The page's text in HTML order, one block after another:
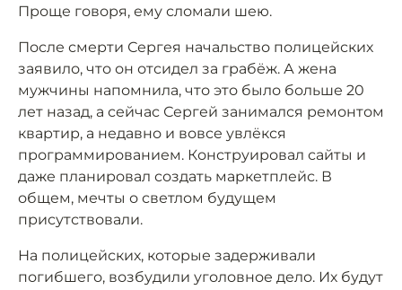
Проще говоря, ему сломали шею.
После смерти Сергея начальство полицейских
заявило, что он отсидел за грабёж. А жена
мужчины напомнила, что это было больше 20
лет назад, а сейчас Сергей занимался ремонтом
квартир, а недавно и вовсе увлёкся
программированием. Конструировал сайты и
даже планировал создать маркетплейс. В
общем, мечты о светлом будущем
присутствовали.
На полицейских, которые задерживали
погибшего, возбудили уголовное дело. Их будут